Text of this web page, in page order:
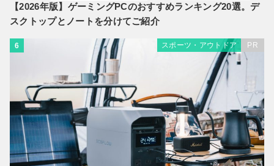
【2026年版】ゲーミングPCのおすすめランキング20選。デ
スクトップとノートを分けてご紹介
6 スポーツ・アウトドア PR